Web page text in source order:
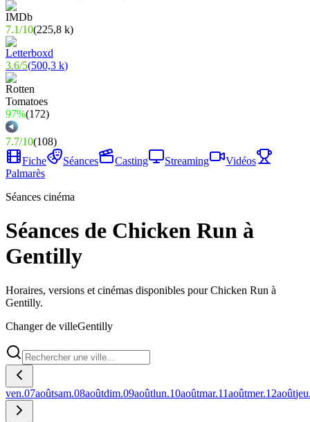
7.1/10(225,8 k)
3.6/5(500,3 k)
97%(172)
7.7/10(108)
Fiche
Séances Casting Streaming
Vidéos
Palmarès
Séances cinéma
Séances de Chicken Run à
Gentilly
Horaires, versions et cinémas disponibles pour Chicken Run à
Gentilly.
Changer de villeGentilly
ven.07aoûtsam.08aoûtdim.09aoûtlun.10aoûtmar.11aoûtmer.12août